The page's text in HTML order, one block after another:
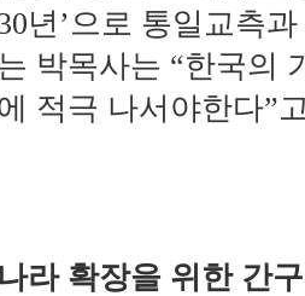
년’으로 통일교측
박목사는 “한국의
적극 나서야한다”
라 확장을 위한 간구